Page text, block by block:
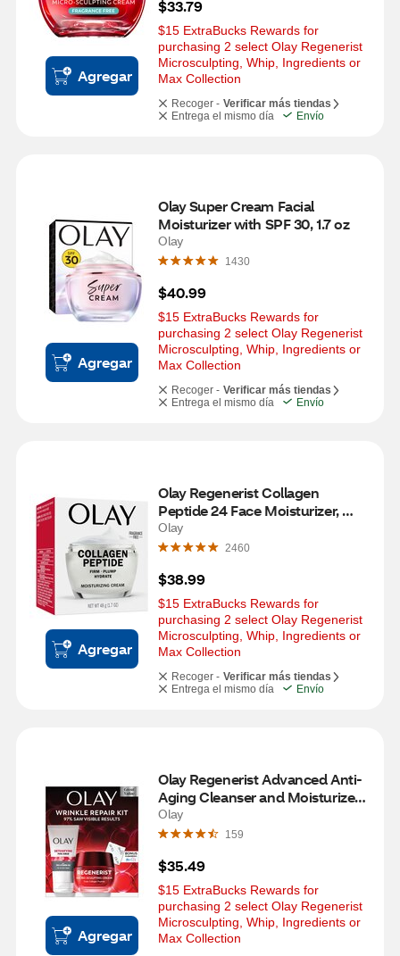
Agregar
$33.79
$15 ExtraBucks Rewards for
purchasing 2 select Olay Regenerist
Microsculpting, Whip, Ingredients or
Max Collection
Recoger - Verificar más tiendas
Entrega el mismo día
Envío
Agregar
Olay Super Cream Facial
Moisturizer with SPF 30, 1.7 oz
Olay
1430
$40.99
$15 ExtraBucks Rewards for
purchasing 2 select Olay Regenerist
Microsculpting, Whip, Ingredients or
Max Collection
Recoger - Verificar más tiendas
Entrega el mismo día
Envío
Agregar
Olay Regenerist Collagen
Peptide 24 Face Moisturizer,
Fragrance-Free Facial Cream, 1.7
OZ
Olay
2460
$38.99
$15 ExtraBucks Rewards for
purchasing 2 select Olay Regenerist
Microsculpting, Whip, Ingredients or
Max Collection
Recoger - Verificar más tiendas
Entrega el mismo día
Envío
Agregar
Olay Regenerist Advanced Anti-
Aging Cleanser and Moisturizer
Duo Pack
Olay
159
$35.49
$15 ExtraBucks Rewards for
purchasing 2 select Olay Regenerist
Microsculpting, Whip, Ingredients or
Max Collection